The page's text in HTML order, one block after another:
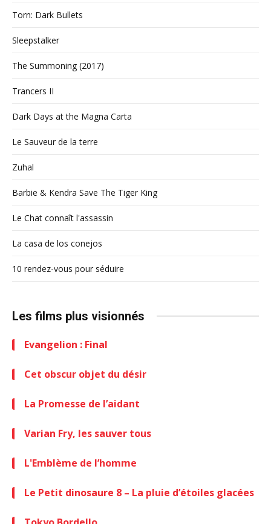
Torn: Dark Bullets
Sleepstalker
The Summoning (2017)
Trancers II
Dark Days at the Magna Carta
Le Sauveur de la terre
Zuhal
Barbie & Kendra Save The Tiger King
Le Chat connaît l'assassin
La casa de los conejos
10 rendez-vous pour séduire
Les films plus visionnés
Evangelion : Final
Cet obscur objet du désir
La Promesse de l’aidant
Varian Fry, les sauver tous
L'Emblème de l’homme
Le Petit dinosaure 8 – La pluie d’étoiles glacées